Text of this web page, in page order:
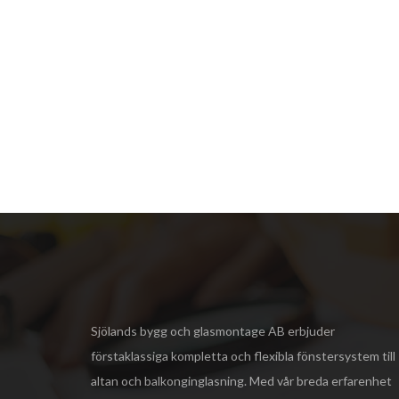
Sjölands bygg och glasmontage AB erbjuder
förstaklassiga kompletta och flexibla fönstersystem till
altan och balkonginglasning. Med vår breda erfarenhet